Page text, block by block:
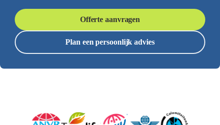
Offerte aanvragen
Plan een persoonlijk advies